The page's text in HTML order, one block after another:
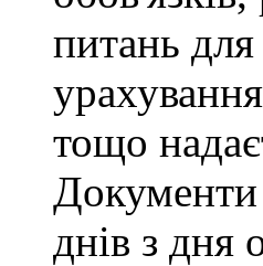
питань для
тощо
днів з дня